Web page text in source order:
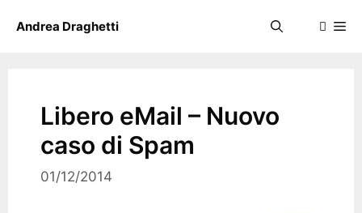
Andrea Draghetti
Libero eMail – Nuovo
caso di Spam
01/12/2014